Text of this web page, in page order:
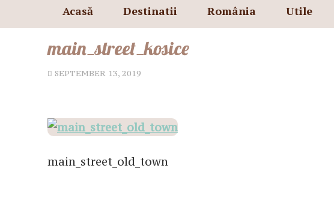
Acasă Destinatii România Utile
main_street_kosice
SEPTEMBER 13, 2019
main_street_old_town